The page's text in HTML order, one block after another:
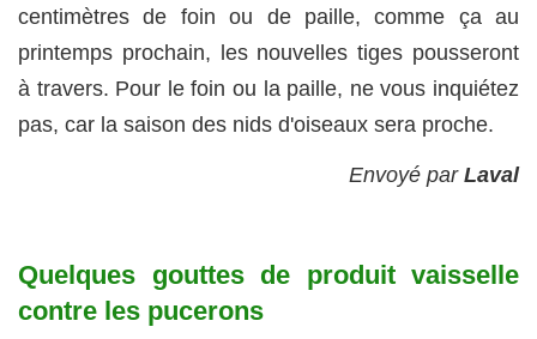
centimètres de foin ou de paille, comme ça au
printemps prochain, les nouvelles tiges pousseront
à travers. Pour le foin ou la paille, ne vous inquiétez
pas, car la saison des nids d'oiseaux sera proche.
Envoyé par Laval
Quelques gouttes de produit vaisselle
contre les pucerons